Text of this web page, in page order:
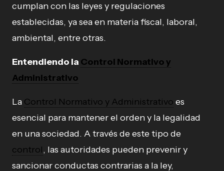
cumplan con las leyes y regulaciones
establecidas, ya sea en materia fiscal, laboral,
ambiental, entre otras.
Entendiendo la Control Normativo y
Administrativo
La Control Normativo y Administrativo es
esencial para mantener el orden y la legalidad
en una sociedad. A través de este tipo de
control, las autoridades pueden prevenir y
sancionar conductas contrarias a la ley,